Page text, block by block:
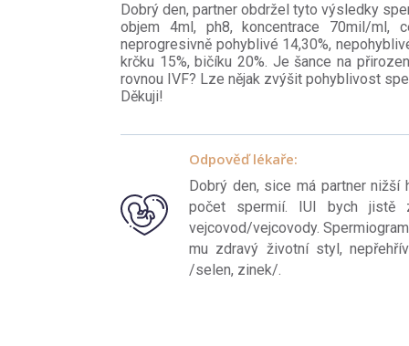
Dobrý den, partner obdržel tyto výsledky
objem 4ml, ph8, koncentrace 70mil/ml,
neprogresivně pohyblivé 14,30%,
krčku 15%, bičíku 20%. Je šance na
rovnou IVF? Lze nějak zvýšit pohyblivost
Děkuji!
Odpověď lékaře:
Dobrý den, sice má partner
počet spermií. IUI bych jistě
vejcovod/vejcovody.
mu zdravý životní styl,
/selen, zinek/.